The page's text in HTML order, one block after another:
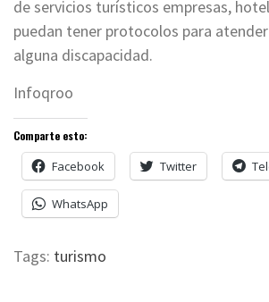
de servicios turísticos empresas,
puedan tener protocolos para
alguna discapacidad.
Infoqroo
Comparte esto:
Facebook Twitter
WhatsApp
Tags: turismo